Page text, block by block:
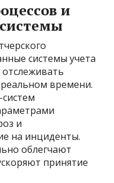
и
системы учета
времени.
и
на инциденты.
облегчают
принятие